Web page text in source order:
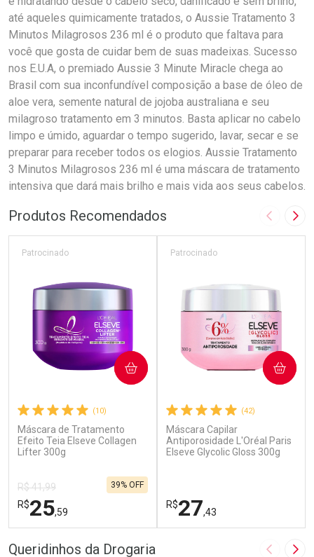
até aqueles quimicamente tratados, o Aussie Tratamento 3
Minutos Milagrosos 236 ml é o produto que faltava para
você que gosta de cuidar bem de suas madeixas. Sucesso
nos E.U.A, o premiado Aussie 3 Minute Miracle chega ao
Brasil com sua inconfundível composição a base de óleo de
aloe vera, semente natural de jojoba australiana e seu
milagroso tratamento em 3 minutos. Basta aplicar no cabelo
limpo e úmido, aguardar o tempo sugerido, lavar, secar e se
preparar para receber todos os elogios. Aussie Tratamento
3 Minutos Milagrosos 236 ml é uma máscara de tratamento
intensiva que dará mais brilho e mais vida aos seus cabelos.
Produtos Recomendados Imagem
(10)
Máscara de Tratamento
Efeito Teia Elseve Collagen
Lifter 300g
Patrocinado
R$ 41,99
R$25,59
39% OFF
COMPRAR
(42)
Máscara Capilar
Antiporosidade L'Oréal Paris
Elseve Glycolic Gloss 300g
Patrocinado
R$27,43
COMPRAR
Queridinhos da Drogaria